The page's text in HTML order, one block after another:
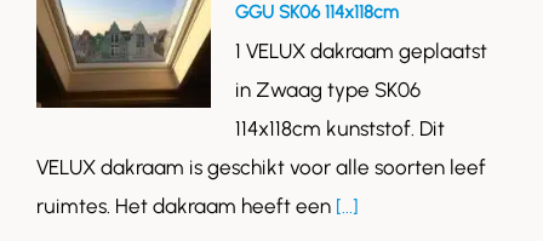
GGU SK06 114x118cm
1 VELUX dakraam geplaatst
in Zwaag type SK06
114x118cm kunststof. Dit
VELUX dakraam is geschikt voor alle soorten leef
ruimtes. Het dakraam heeft een [...]